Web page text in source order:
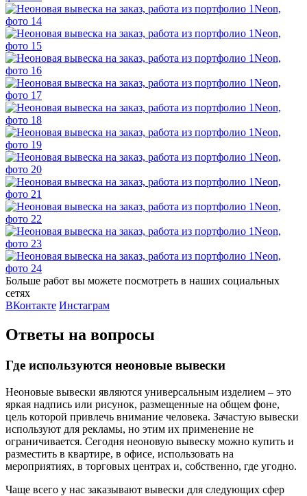
Больше работ вы можете посмотреть в наших социальных
сетях
ВКонтакте Инстаграм
Ответы на вопросы
Где используются неоновые вывески
Неоновые вывески являются универсальным изделием – это
яркая надпись или рисунок, размещенные на общем фоне,
цель которой привлечь внимание человека. Зачастую вывески
используют для рекламы, но этим их применение не
ограничивается. Сегодня неоновую вывеску можно купить и
разместить в квартире, в офисе, использовать на
мероприятиях, в торговых центрах и, собственно, где угодно.
Чаще всего у нас заказывают вывески для следующих сфер